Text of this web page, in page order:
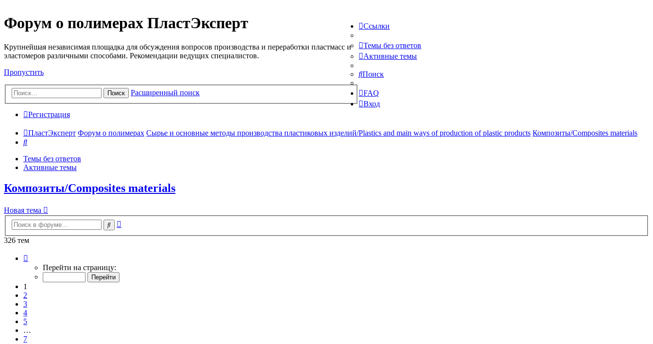
Форум о полимерах ПластЭксперт
Крупнейшая независимая площадка для обсуждения вопросов производства и переработки пластмасс и
эластомеров различными способами. Рекомендации ведущих специалистов.
Пропустить
Поиск Расширенный поиск
Ссылки
Темы без ответов
Активные темы
Поиск
FAQ
Вход
Регистрация
ПластЭксперт Форум о полимерах Сырье и основные методы производства пластиковых изделий/Plastics and main ways of production of plastic products Композиты/Сomposites materials
Поиск
Темы без ответов
Активные темы
Композиты/Сomposites materials
Новая тема
Поиск
326 тем
Перейти на страницу:
1
2
3
4
5
…
7